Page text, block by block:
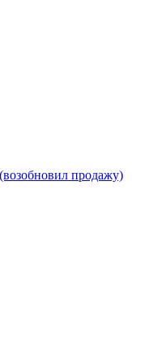
продажу)